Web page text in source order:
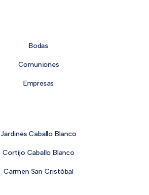
Bodas
Comuniones
Empresas
Jardines Caballo Blanco
Cortijo Caballo Blanco
Carmen San Cristóbal